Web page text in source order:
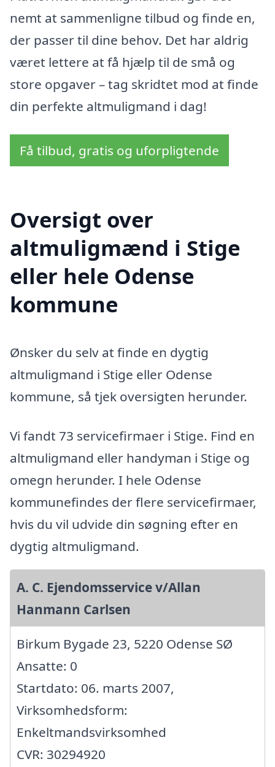
nemt at sammenligne tilbud og finde en,
der passer til dine behov. Det har aldrig
været lettere at få hjælp til de små og
store opgaver – tag skridtet mod at finde
din perfekte altmuligmand i dag!
Få tilbud, gratis og uforpligtende
Oversigt over
altmuligmænd i Stige
eller hele Odense
kommune
Ønsker du selv at finde en dygtig
altmuligmand i Stige eller Odense
kommune, så tjek oversigten herunder.
Vi fandt 73 servicefirmaer i Stige. Find en
altmuligmand eller handyman i Stige og
omegn herunder. I hele Odense
kommunefindes der flere servicefirmaer,
hvis du vil udvide din søgning efter en
dygtig altmuligmand.
A. C. Ejendomsservice v/Allan
Hanmann Carlsen
Birkum Bygade 23, 5220 Odense SØ
Ansatte: 0
Startdato: 06. marts 2007,
Virksomhedsform:
Enkeltmandsvirksomhed
CVR: 30294920